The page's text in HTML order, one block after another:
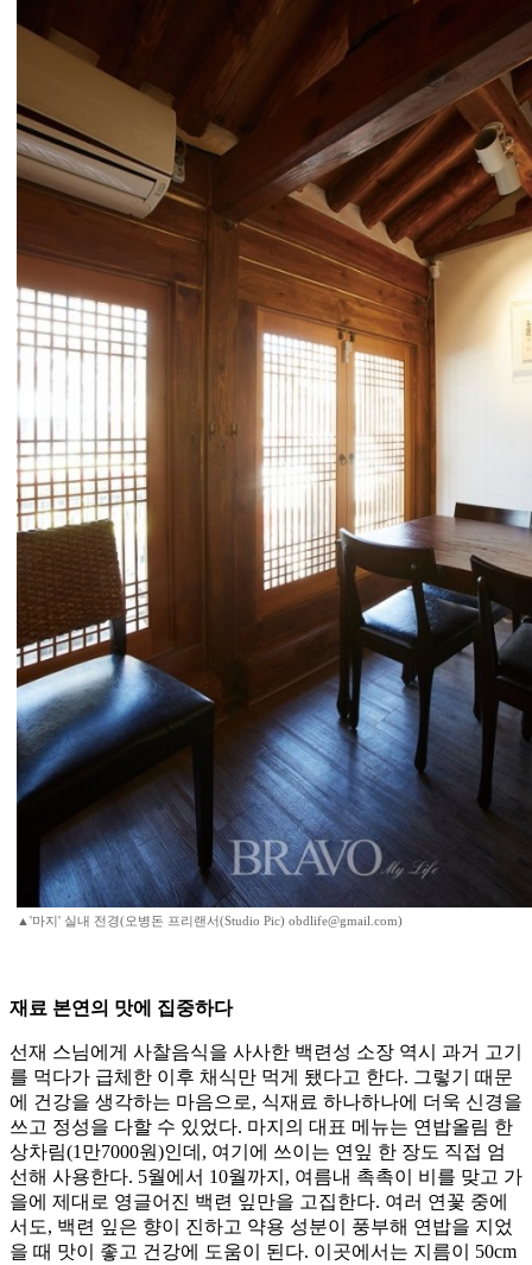
▲'마지' 실내 전경(오병돈 프리랜서(Studio Pic) obdlife@gmail.com)
재료 본연의 맛에 집중하다
선재 스님에게 사찰음식을 사사한 백련성 소장 역시 과거 고기
를 먹다가 급체한 이후 채식만 먹게 됐다고 한다. 그렇기 때문
에 건강을 생각하는 마음으로, 식재료 하나하나에 더욱 신경을
쓰고 정성을 다할 수 있었다. 마지의 대표 메뉴는 연밥올림 한
상차림(1만7000원)인데, 여기에 쓰이는 연잎 한 장도 직접 엄
선해 사용한다. 5월에서 10월까지, 여름내 촉촉이 비를 맞고 가
을에 제대로 영글어진 백련 잎만을 고집한다. 여러 연꽃 중에
서도, 백련 잎은 향이 진하고 약용 성분이 풍부해 연밥을 지었
을 때 맛이 좋고 건강에 도움이 된다. 이곳에서는 지름이 50cm